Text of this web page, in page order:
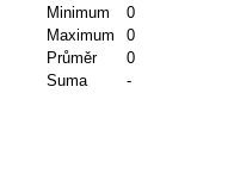
Minimum
0
Maximum
0
Průměr
0
Suma
-